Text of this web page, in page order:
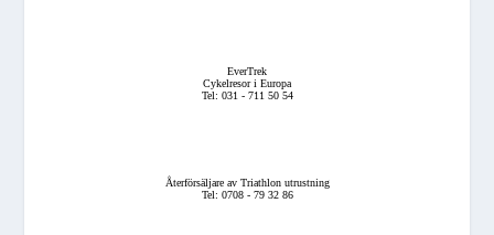
EverTrek
Cykelresor i Europa
Tel: 031 - 711 50 54
Återförsäljare av Triathlon utrustning
Tel: 0708 - 79 32 86